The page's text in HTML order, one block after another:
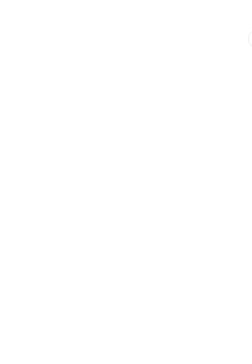
설명을 대체합니다. 절대 아래 서식으로 실무